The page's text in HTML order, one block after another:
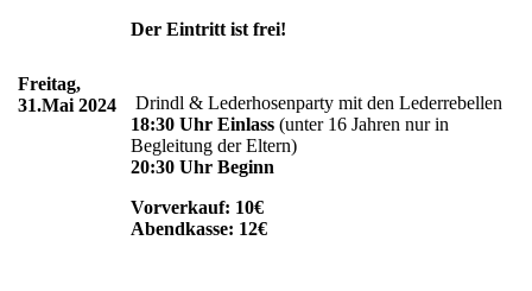
Der Eintritt ist frei!
Freitag,
31.Mai 2024
Drindl & Lederhosenparty mit den Lederrebellen
18:30 Uhr Einlass (unter 16 Jahren nur in
Begleitung der Eltern)
20:30 Uhr Beginn
Vorverkauf: 10€
Abendkasse: 12€